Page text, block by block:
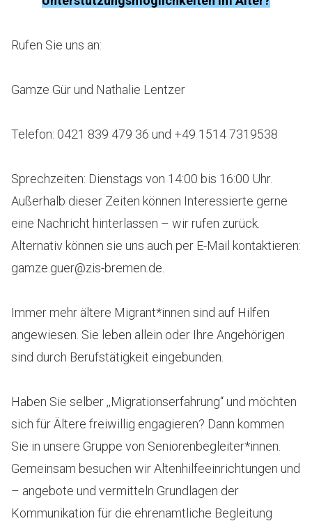
Rufen Sie uns an:
Gamze Gür und Nathalie Lentzer
Telefon: 0421 839 479 36 und +49 1514 7319538
Sprechzeiten: Dienstags von 14:00 bis 16:00 Uhr.
Außerhalb dieser Zeiten können Interessierte gerne
eine Nachricht hinterlassen – wir rufen zurück.
Alternativ können sie uns auch per E-Mail kontaktieren:
gamze.guer@zis-bremen.de.
Immer mehr ältere Migrant*innen sind auf Hilfen
angewiesen. Sie leben allein oder Ihre Angehörigen
sind durch Berufstätigkeit eingebunden.
Haben Sie selber ,,Migrationserfahrung“ und möchten
sich für Ältere freiwillig engagieren? Dann kommen
Sie in unsere Gruppe von Seniorenbegleiter*innen.
Gemeinsam besuchen wir Altenhilfeeinrichtungen und
– angebote und vermitteln Grundlagen der
Kommunikation für die ehrenamtliche Begleitung